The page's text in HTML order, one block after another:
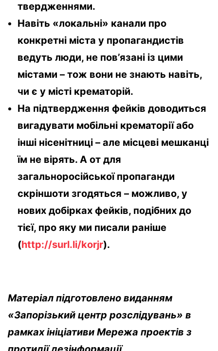
твердженнями.
Навіть «локальні» канали про
конкретні міста у пропагандистів
ведуть люди, не пов’язані із цими
містами – тож вони не знають навіть,
чи є у місті крематорій.
На підтвердження фейків доводиться
вигадувати мобільні крематорії або
інші нісенітниці – але місцеві мешканці
їм не вірять. А от для
загальноросійської пропаганди
скріншоти згодяться – можливо, у
нових добірках фейків, подібних до
тієї, про яку ми писали раніше
(http://surl.li/korjr).
Матеріал підготовлено виданням
«Запорізький центр розслідувань» в
рамках ініціативи Мережа проектів з